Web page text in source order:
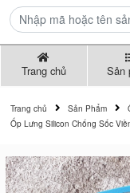
Trang chủ Sản
Trang chủ Sản Phẩm
Ốp Lưng Silicon Chống Sốc